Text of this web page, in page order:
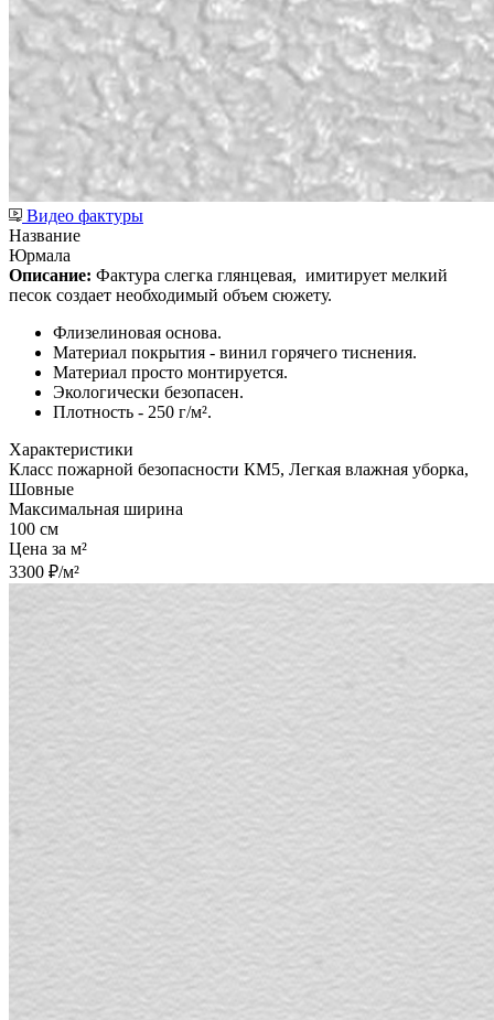
Видео фактуры
Название
Юрмала
Описание: Фактура слегка глянцевая, имитирует мелкий
песок создает необходимый объем сюжету.
Флизелиновая основа.
Материал покрытия - винил горячего тиснения.
Материал просто монтируется.
Экологически безопасен.
Плотность - 250 г/м².
Характеристики
Класс пожарной безопасности КМ5, Легкая влажная уборка,
Шовные
Максимальная ширина
100 см
Цена за м²
3300 ₽/м²